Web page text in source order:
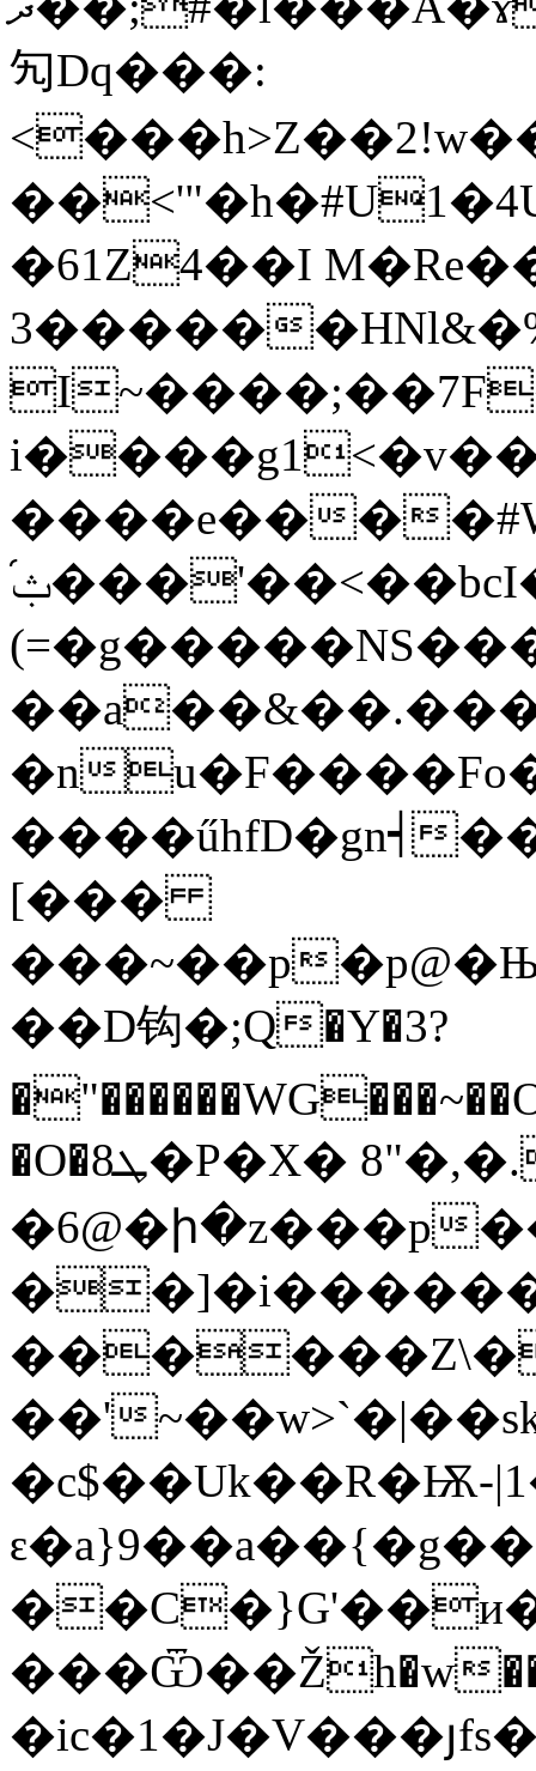
勼 Dq���:
�61Z4��I
3�����
����e���
ݑ֜���'��<��bcI�W��:���z�}
�n
����űhfD�gn┥
[���
���~��p
��D钩�;Q�Y�3?
�O�ܛ8�P�X� 8"�,
�6@�ի�z���p
��'
�c$��Uk��R�Ѭ-
���Ѿ��Žh�w